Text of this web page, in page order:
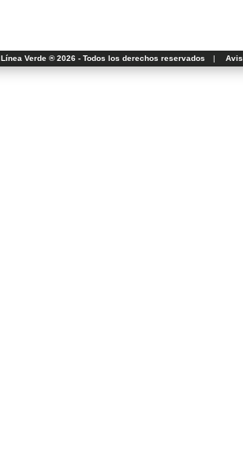
Línea Verde ® 2026 - Todos los derechos reservados |